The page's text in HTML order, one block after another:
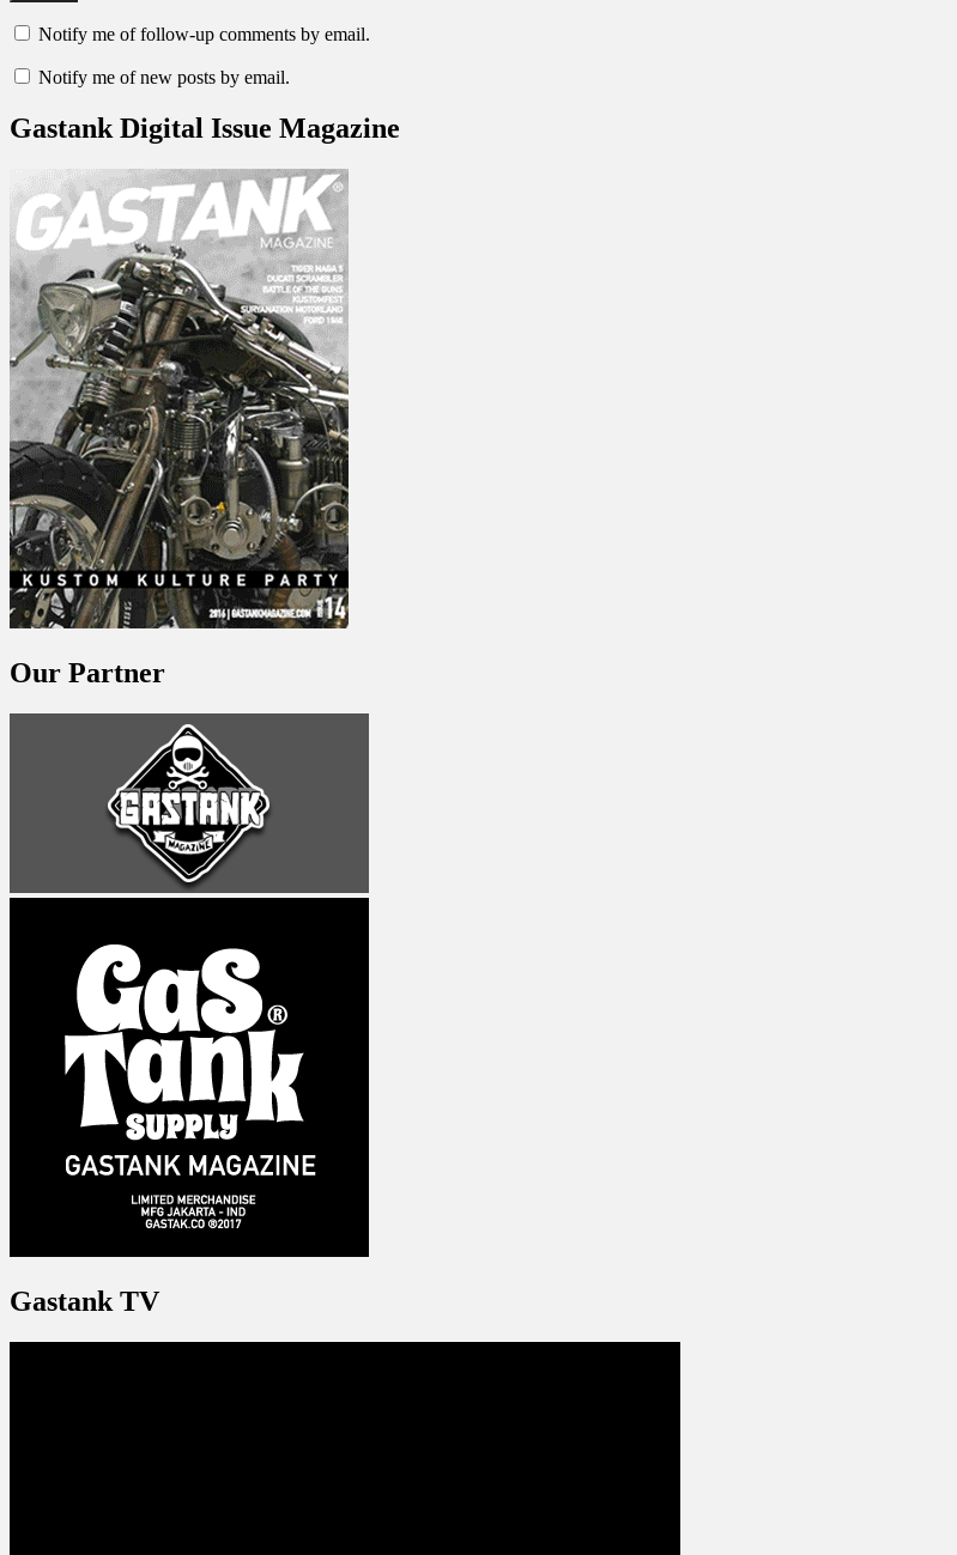
Notify me of follow-up comments by email.
Notify me of new posts by email.
Gastank Digital Issue Magazine
Our Partner
Gastank TV